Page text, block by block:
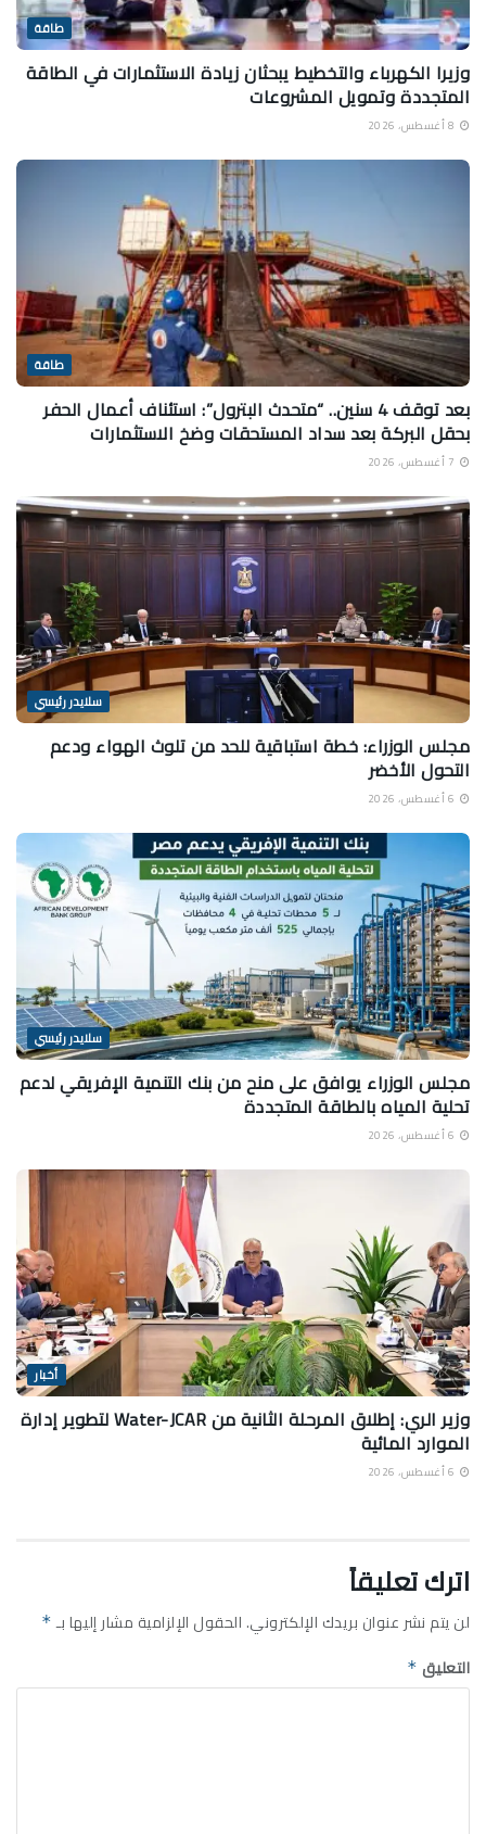
طاقة
وزيرا الكهرباء والتخطيط يبحثان زيادة الاستثمارات في الطاقة
المتجددة وتمويل المشروعات
طاقة
بعد توقف 4 سنين.. “متحدث البترول”: استئناف أعمال الحفر
بحقل البركة بعد سداد المستحقات وضخ الاستثمارات
سلايدر رئيسي
مجلس الوزراء: خطة استباقية للحد من تلوث الهواء ودعم
التحول الأخضر
سلايدر رئيسي
مجلس الوزراء يوافق على منح من بنك التنمية الإفريقي لدعم
تحلية المياه بالطاقة المتجددة
أخبار
وزير الري: إطلاق المرحلة الثانية من Water-JCAR لتطوير إدارة
الموارد المائية
اترك تعليقاً
لن يتم نشر عنوان بريدك الإلكتروني.الحقول الإلزامية مشار إليها بـ *
التعليق *